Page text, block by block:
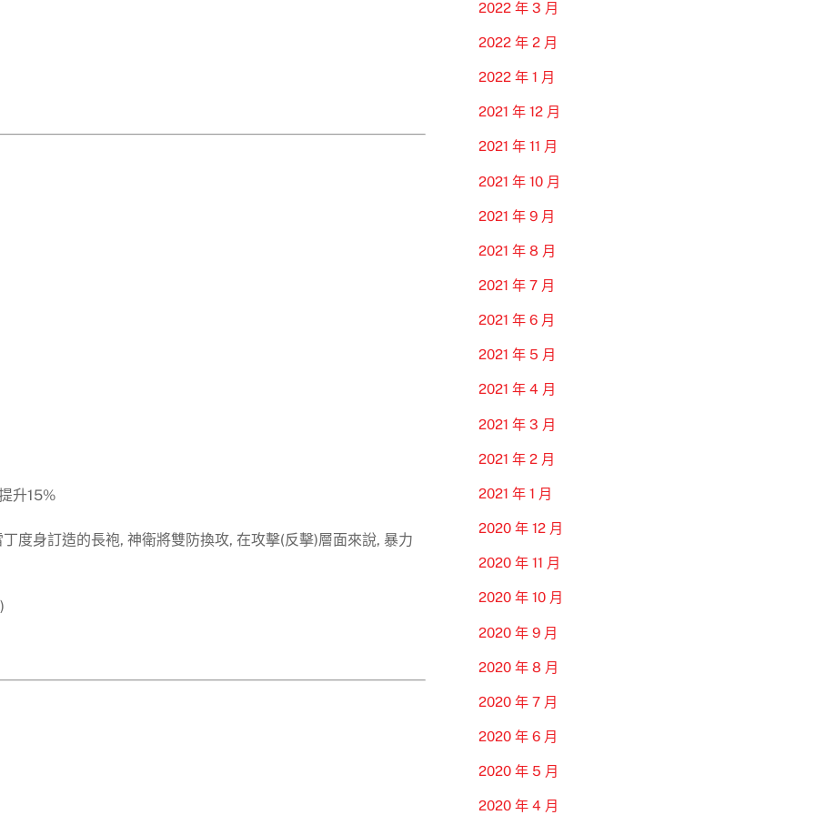
升15%
度身訂造的長袍, 神衛將雙防換攻, 在攻擊(反擊)層面來說, 暴力
2022 年 3 月
2022 年 2 月
2022 年 1 月
2021 年 12 月
2021 年 11 月
2021 年 10 月
2021 年 9 月
2021 年 8 月
2021 年 7 月
2021 年 6 月
2021 年 5 月
2021 年 4 月
2021 年 3 月
2021 年 2 月
2021 年 1 月
2020 年 12 月
2020 年 11 月
2020 年 10 月
2020 年 9 月
2020 年 8 月
2020 年 7 月
2020 年 6 月
2020 年 5 月
2020 年 4 月